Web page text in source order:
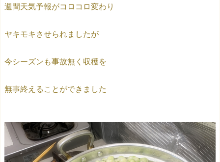
週間天気予報がコロコロ変わり
ヤキモキさせられましたが
今シーズンも事故無く収穫を
無事終えることができました